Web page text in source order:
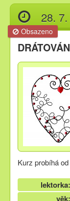
28.
Obsazeno
Kurz probíhá
lektorka:
věk: